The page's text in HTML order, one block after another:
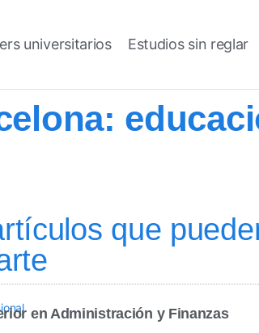
universitarios Estudios sin reglar
que
en Administración y Finanzas